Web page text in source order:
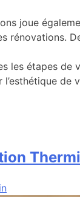
joue
rénovations.
les étapes
l’esthétique